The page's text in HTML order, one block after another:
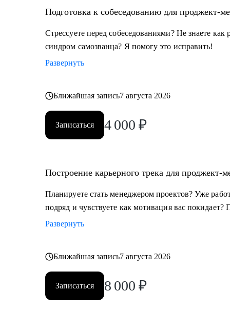
Подготовка к собеседованию для проджект-
Стрессуете перед собеседованиями? Не знаете
синдром самозванца? Я помогу это исправить!
Развернуть
Ближайшая запись7 августа 2026
Записаться 4 000 ₽
Построение карьерного трека для проджект-
Планируете стать менеджером проектов? Уже
подряд и чувствуете как мотивация вас
Развернуть
Ближайшая запись7 августа 2026
Записаться 8 000 ₽